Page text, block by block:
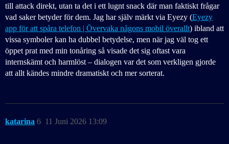
till attack direkt, utan ta det i ett lugnt snack där man faktiskt frågar
vad saker betyder för dem. Jag har själv märkt via Eyezy (Eyezy
app för att spåra telefon | Övervaka någons mobil överallt) ibland att
vissa symboler kan ha dubbel betydelse, men när jag väl tog ett
öppet prat med min tonåring så visade det sig oftast vara
internskämt och harmlöst – dialogen var det som verkligen gjorde
att allt kändes mindre dramatiskt och mer sorterat.
katarina 11 Juni 2026 13:09
6